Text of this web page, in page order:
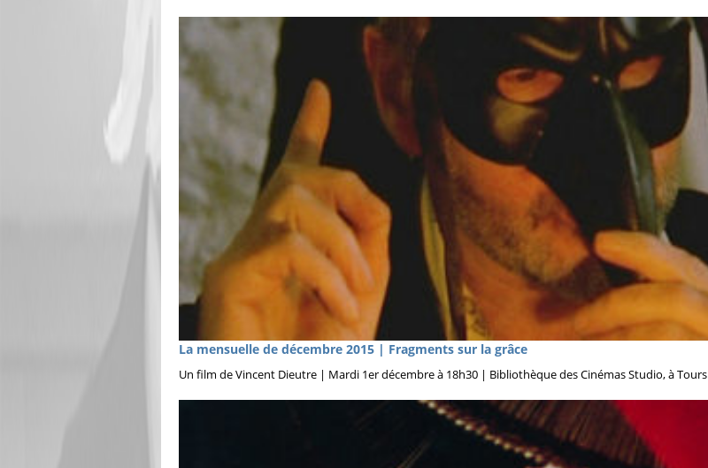
La mensuelle de décembre 2015 | Fragments sur la grâce
Un film de Vincent Dieutre | Mardi 1er décembre à 18h30 | Bibliothèque des Cinémas Studio, à Tours